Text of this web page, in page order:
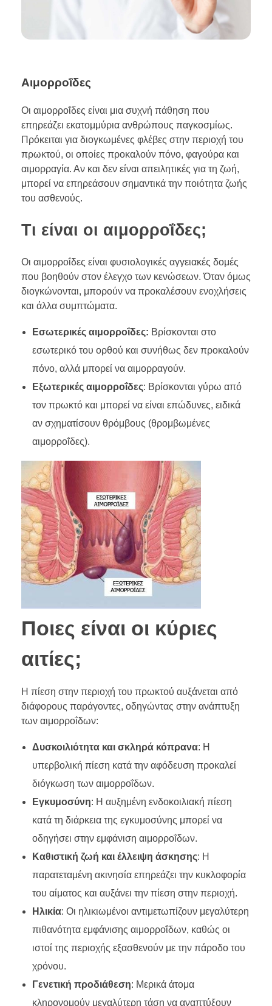
Αιμορροΐδες
Οι αιμορροΐδες είναι μια συχνή πάθηση που
επηρεάζει εκατομμύρια ανθρώπους παγκοσμίως.
Πρόκειται για διογκωμένες φλέβες στην περιοχή του
πρωκτού, οι οποίες προκαλούν πόνο, φαγούρα και
αιμορραγία. Αν και δεν είναι απειλητικές για τη ζωή,
μπορεί να επηρεάσουν σημαντικά την ποιότητα ζωής
του ασθενούς.
Τι είναι οι αιμορροΐδες;
Οι αιμορροΐδες είναι φυσιολογικές αγγειακές δομές
που βοηθούν στον έλεγχο των κενώσεων. Όταν όμως
διογκώνονται, μπορούν να προκαλέσουν ενοχλήσεις
και άλλα συμπτώματα.
Εσωτερικές αιμορροΐδες: Βρίσκονται στο
εσωτερικό του ορθού και συνήθως δεν προκαλούν
πόνο, αλλά μπορεί να αιμορραγούν.
Εξωτερικές αιμορροΐδες: Βρίσκονται γύρω από
τον πρωκτό και μπορεί να είναι επώδυνες, ειδικά
αν σχηματίσουν θρόμβους (θρομβωμένες
αιμορροΐδες).
Ποιες είναι οι κύριες
αιτίες;
Η πίεση στην περιοχή του πρωκτού αυξάνεται από
διάφορους παράγοντες, οδηγώντας στην ανάπτυξη
των αιμορροΐδων:
Δυσκοιλιότητα και σκληρά κόπρανα: Η
υπερβολική πίεση κατά την αφόδευση προκαλεί
διόγκωση των αιμορροΐδων.
Εγκυμοσύνη: Η αυξημένη ενδοκοιλιακή πίεση
κατά τη διάρκεια της εγκυμοσύνης μπορεί να
οδηγήσει στην εμφάνιση αιμορροΐδων.
Καθιστική ζωή και έλλειψη άσκησης: Η
παρατεταμένη ακινησία επηρεάζει την κυκλοφορία
του αίματος και αυξάνει την πίεση στην περιοχή.
Ηλικία: Οι ηλικιωμένοι αντιμετωπίζουν μεγαλύτερη
πιθανότητα εμφάνισης αιμορροΐδων, καθώς οι
ιστοί της περιοχής εξασθενούν με την πάροδο του
χρόνου.
Γενετική προδιάθεση: Μερικά άτομα
κληρονομούν μεγαλύτερη τάση να αναπτύξουν